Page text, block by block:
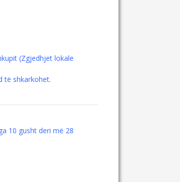
(Zgjedhjet lokale
të shkarkohet.
10 gusht deri më 28